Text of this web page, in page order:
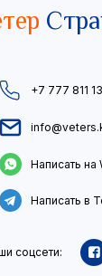
+7 777 811
Написать на
Написать в
соцсети: